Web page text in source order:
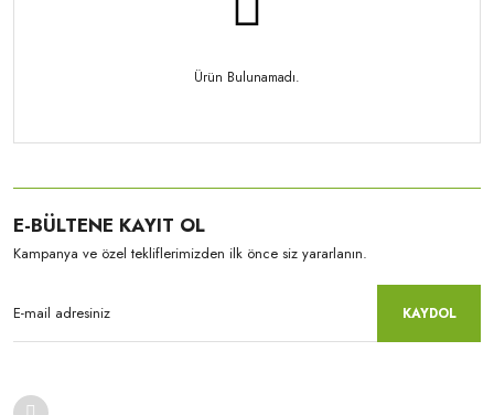
Ürün Bulunamadı.
E-BÜLTENE KAYIT OL
Kampanya ve özel tekliflerimizden ilk önce siz yararlanın.
KAYDOL